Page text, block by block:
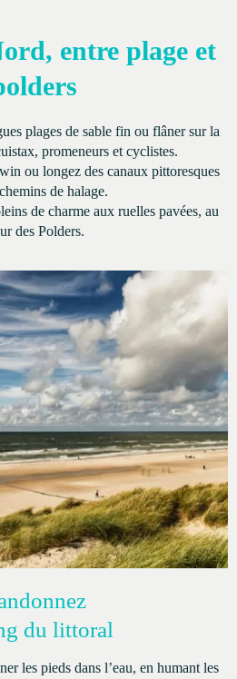
entre plage et
plages de sable fin ou flâner sur la
promeneurs et cyclistes.
ou longez des canaux pittoresques
de halage.
de charme aux ruelles pavées, au
des Polders.
du littoral
les pieds dans l’eau, en humant les